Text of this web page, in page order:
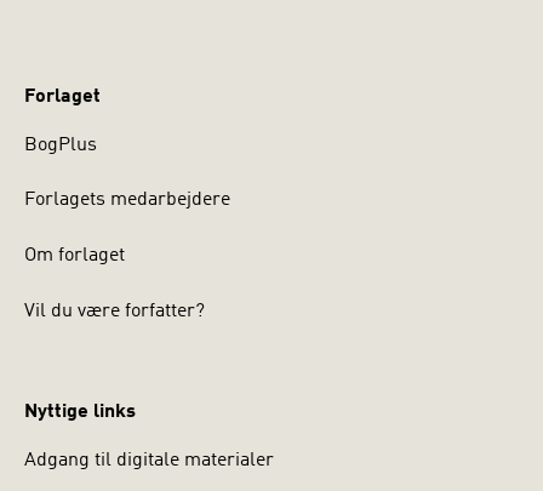
Forlaget
BogPlus
Forlagets medarbejdere
Om forlaget
Vil du være forfatter?
Nyttige links
Adgang til digitale materialer